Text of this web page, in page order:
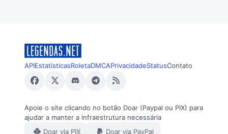
APIEstatísticasRoletaDMCAPrivacidadeStatusContato
Apoie o site clicando no botão Doar (Paypal ou PIX) para
ajudar a manter a infraestrutura necessária
Doar via PIX
Doar via PayPal